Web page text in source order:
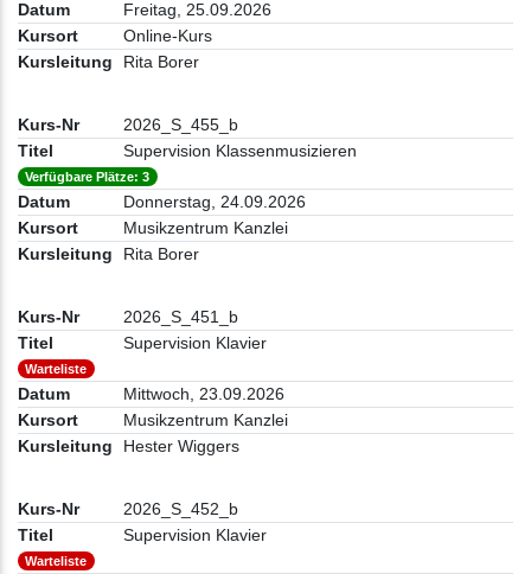
Freitag, 25.09.2026
Online-Kurs
Rita Borer
2026_S_455_b
Supervision Klassenmusizieren
Verfügbare Plätze: 3
Donnerstag, 24.09.2026
Musikzentrum Kanzlei
Rita Borer
2026_S_451_b
Supervision Klavier
Warteliste
Mittwoch, 23.09.2026
Musikzentrum Kanzlei
Hester Wiggers
2026_S_452_b
Supervision Klavier
Warteliste